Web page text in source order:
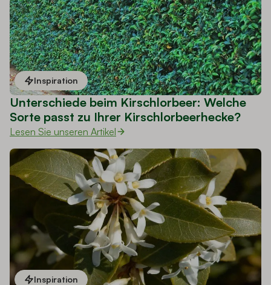
Inspiration
Unterschiede beim Kirschlorbeer: Welche
Sorte passt zu Ihrer Kirschlorbeerhecke?
Lesen Sie unseren Artikel
Inspiration